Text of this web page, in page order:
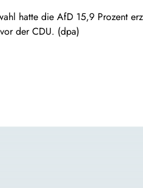
hatte die AfD 15,9 Prozent
der CDU. (dpa)